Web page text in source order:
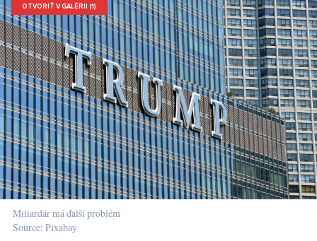
OTVORIŤ V GALÉRII (1)
Miliardár má ďalší problém
Source: Pixabay